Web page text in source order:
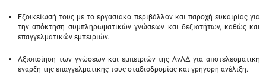
Εξοικείωσή τους με το εργασιακό περιβάλλον και παροχή ευκαιρίας για
την απόκτηση συμπληρωματικών γνώσεων και δεξιοτήτων, καθώς και
επαγγελματικών εμπειριών.
Αξιοποίηση των γνώσεων και εμπειριών της ΑνΑΔ για αποτελεσματική
έναρξη της επαγγελματικής τους σταδιοδρομίας και γρήγορη ανέλιξη.